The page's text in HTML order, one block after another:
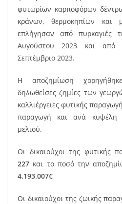
φυτωρίων καρποφόρων
κράνων, θερμοκηπίων και
επλήγησαν από πυρκαγιές
Αυγούστου 2023 και από
Σεπτέμβριο 2023.
Η αποζημίωση
δηλωθείσες ζημίες των
καλλιέργειες φυτικής
παραγωγή και ανά κυψέλη
μελιού.
Οι δικαιούχοι της φυτικής
227 και το ποσό την
4.193.007€
Οι δικαιούχοι της ζωικής